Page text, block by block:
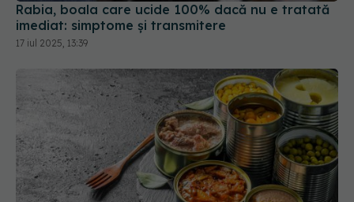
Rabia, boala care ucide 100% dacă nu e tratată
imediat: simptome și transmitere
17 iul 2025, 13:39